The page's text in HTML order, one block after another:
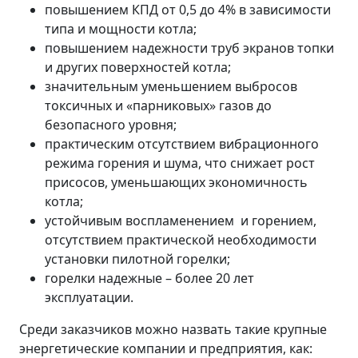
повышением КПД от 0,5 до 4% в зависимости
типа и мощности котла;
повышением надежности труб экранов топки
и других поверхностей котла;
значительным уменьшением выбросов
токсичных и «парниковых» газов до
безопасного уровня;
практическим отсутствием вибрационного
режима горения и шума, что снижает рост
присосов, уменьшающих экономичность
котла;
устойчивым воспламенением и горением,
отсутствием практической необходимости
установки пилотной горелки;
горелки надежные – более 20 лет
эксплуатации.
Среди заказчиков можно назвать такие крупные
энергетические компании и предприятия, как: